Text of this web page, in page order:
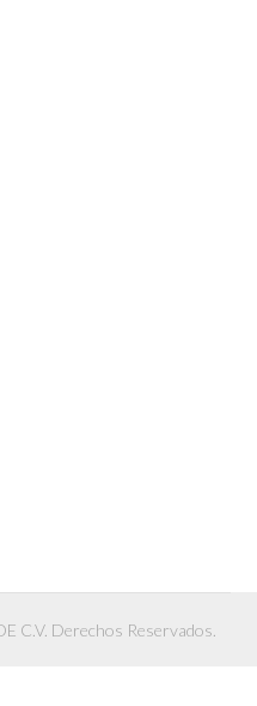
C.V. Derechos Reservados.